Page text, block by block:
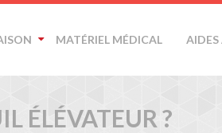
MATÉRIEL MÉDICAL
ÉLÉVATEUR ?